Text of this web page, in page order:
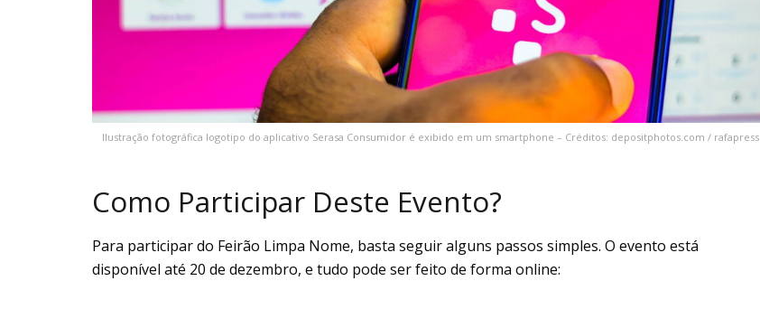
Ilustração fotográfica logotipo do aplicativo Serasa Consumidor é exibido em um smartphone – Créditos: depositphotos.com / rafapress
Como Participar Deste Evento?
Para participar do Feirão Limpa Nome, basta seguir alguns passos simples. O evento está
disponível até 20 de dezembro, e tudo pode ser feito de forma online: